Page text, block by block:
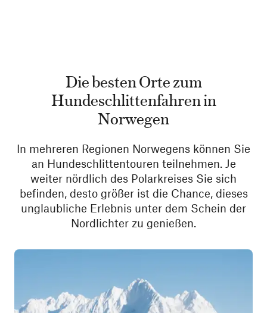
Die besten Orte zum
Hundeschlittenfahren in
Norwegen
In mehreren Regionen Norwegens können Sie
an Hundeschlittentouren teilnehmen. Je
weiter nördlich des Polarkreises Sie sich
befinden, desto größer ist die Chance, dieses
unglaubliche Erlebnis unter dem Schein der
Nordlichter zu genießen.